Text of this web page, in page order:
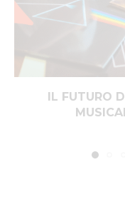
IL FUTURO